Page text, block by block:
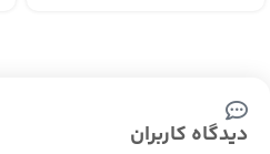
دیدگاه کاربران